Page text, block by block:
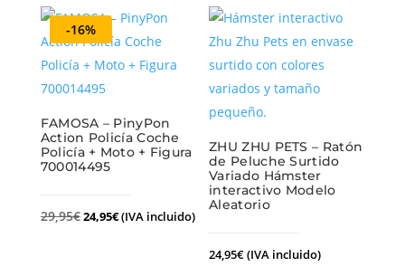
-16%
FAMOSA – PinyPon
Action Policía Coche
Policía + Moto + Figura
700014495
29,95€24,95€(IVA incluido)
ZHU ZHU PETS – Ratón
de Peluche Surtido
Variado Hámster
interactivo Modelo
Aleatorio
24,95€(IVA incluido)